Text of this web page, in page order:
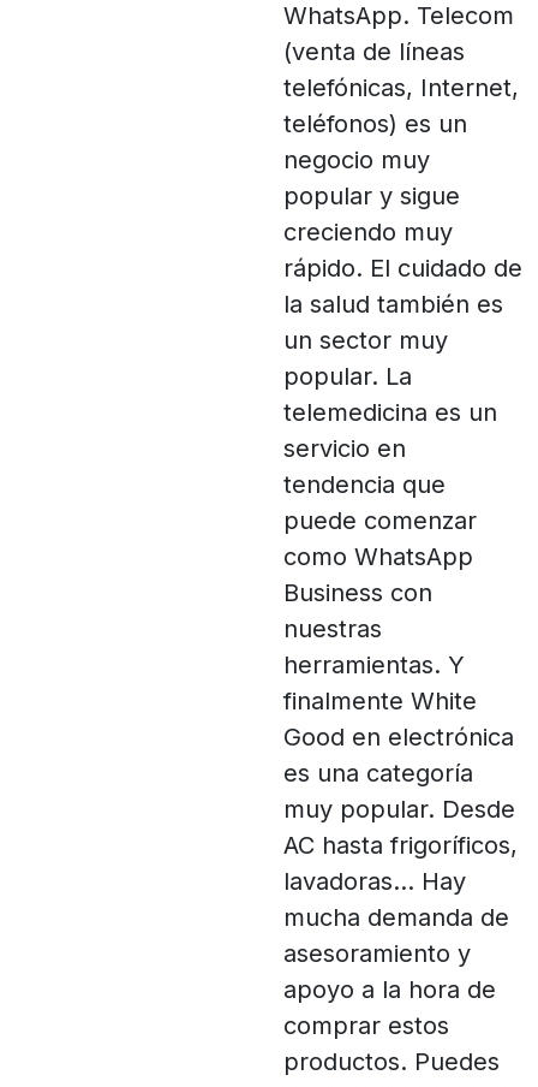
WhatsApp. Telecom
(venta de líneas
telefónicas, Internet,
teléfonos) es un
negocio muy
popular y sigue
creciendo muy
rápido. El cuidado de
la salud también es
un sector muy
popular. La
telemedicina es un
servicio en
tendencia que
puede comenzar
como WhatsApp
Business con
nuestras
herramientas. Y
finalmente White
Good en electrónica
es una categoría
muy popular. Desde
AC hasta frigoríficos,
lavadoras... Hay
mucha demanda de
asesoramiento y
apoyo a la hora de
comprar estos
productos. Puedes